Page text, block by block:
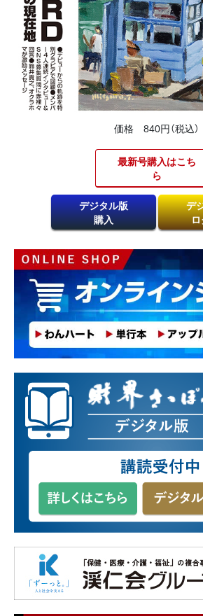
価格 840円（税込）
最新号購入はこち
ら​
デジタル版
購入
デ
ロ